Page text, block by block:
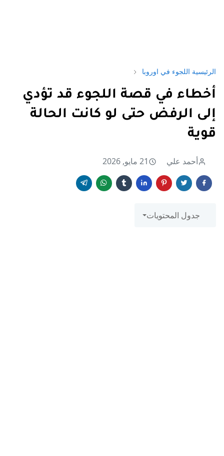
الرئيسية اللجوء في اوروبا
أخطاء في قصة اللجوء قد تؤدي
إلى الرفض حتى لو كانت الحالة
قوية
أحمد علي 21 مايو, 2026
جدول المحتويات